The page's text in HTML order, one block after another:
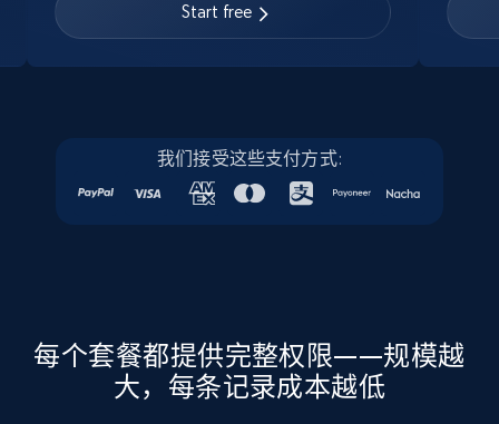
2.2K+ 注册使用
new jobs by keyword
URL, Job posting id, Job title, Company name,
Company id, Job location, Job summary, Job
Linkedin job listings information - Discover
Start free
我们接受这些支付方式:
每个套餐都提供完整权限——规模越
大，每条记录成本越低